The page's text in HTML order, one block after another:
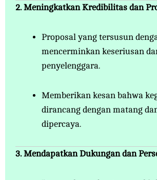
2. Meningkatkan Kredibilitas dan
Proposal yang tersusun
mencerminkan keseriusan
penyelenggara.
Memberikan kesan bahwa
dirancang dengan matang
dipercaya.
3. Mendapatkan Dukungan dan